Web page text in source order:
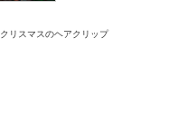
クリスマスのヘアクリップ